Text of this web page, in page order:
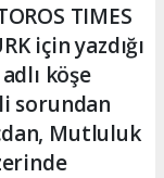
TIMES
için yazdığı
köşe
sorundan
Mutluluk